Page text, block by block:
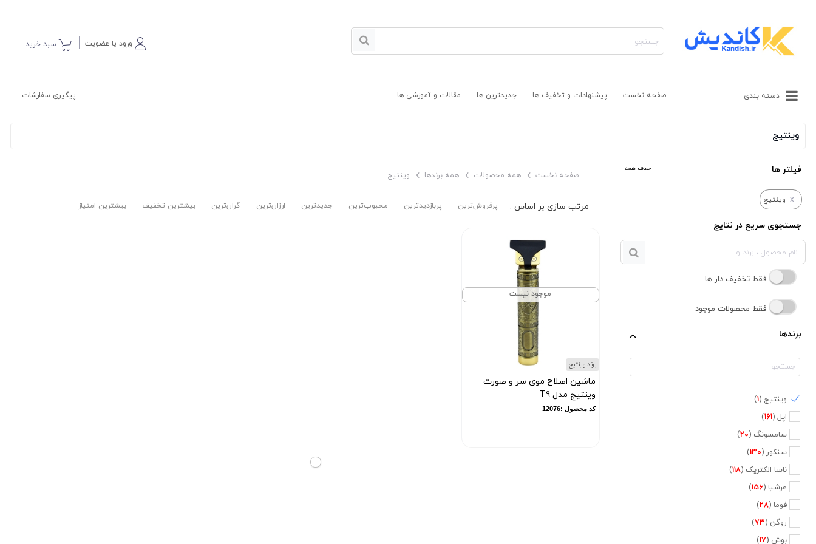
سبد خرید ورود یا عضویت
دسته بندی صفحه نخست پیشنهادات و تخفیف ها جدیدترین ها مقالات و آموزشی ها پیگیری سفارشات
وینتیج
فیلتر ها حذف همه
x وینتیج
جستجوی سریع در نتایج
برندها
وینتیج (1
)
اپل (161
)
سامسونگ (20
)
سنکور (130
)
ناسا الکتریک (118
)
عرشیا (156
)
فوما (28
)
روگن (73
)
بوش (17
)
صفحه نخست همه محصولات همه برندها وینتیج
پرفروش‌ترین‌ پربازدیدترین محبوب‌ترین جدیدترین ارزان‌ترین گران‌ترین بیشترین تخفیف بیشترین امتیاز
موجود نیست
برند وینتیج
ماشین اصلاح موی سر و صورت
وینتیج مدل T9
کد محصول :12076